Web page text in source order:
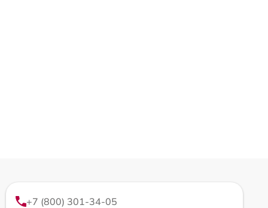
+7 (800) 301-34-05